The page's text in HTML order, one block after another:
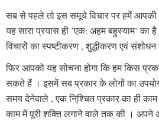
सब से पहले तो इस समूचे विचार पर हमें आपकी
यह सारा प्रयास ही ’एक: अहम बहुस्याम’ का
विचारों का स्पष्टीकरण , शुद्धीकरण एवं संशोधन
फिर आपको यह सोचना होगा कि हम किस
सकते हैं । इसमें सब प्रकार के लोगों का
समय देनेवाले , एक नि्श्चित प्रकार का ही
काम में पूरी शक्ति लगाने वाले तक की । अपने